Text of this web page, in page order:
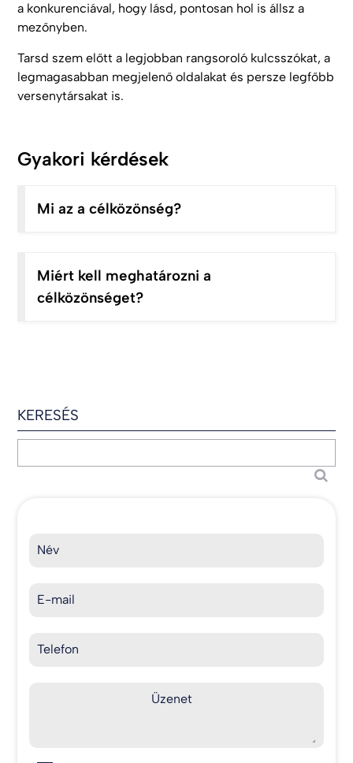
a konkurenciával, hogy lásd, pontosan hol is állsz a
mezőnyben.
Tarsd szem előtt a legjobban rangsoroló kulcsszókat, a
legmagasabban megjelenő oldalakat és persze legfőbb
versenytársakat is.
Gyakori kérdések
Mi az a célközönség?
Miért kell meghatározni a
célközönséget?
KERESÉS
Név
E-mail
Telefon
Üzenet